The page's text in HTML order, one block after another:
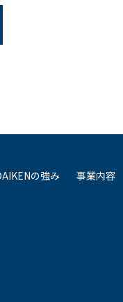
の強み 事業内容